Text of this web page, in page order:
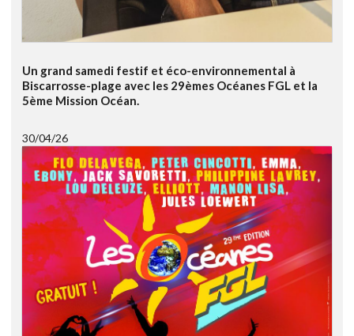
Un grand samedi festif et éco-environnemental à
Biscarrosse-plage avec les 29èmes Océanes FGL et la
5ème Mission Océan.
30/04/26